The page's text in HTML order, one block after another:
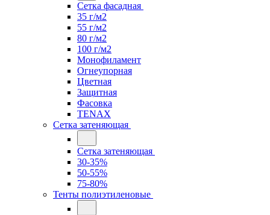
Сетка фасадная
35 г/м2
55 г/м2
80 г/м2
100 г/м2
Монофиламент
Огнеупорная
Цветная
Защитная
Фасовка
TENAX
Сетка затеняющая
Сетка затеняющая
30-35%
50-55%
75-80%
Тенты полиэтиленовые